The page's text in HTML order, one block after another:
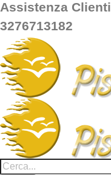
Assistenza Clienti
3276713182